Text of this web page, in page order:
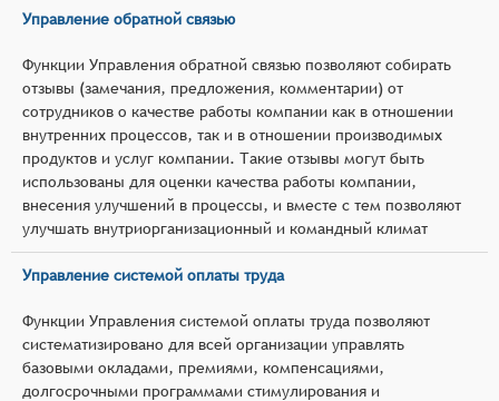
Управление обратной связью
Функции Управления обратной связью позволяют собирать
отзывы (замечания, предложения, комментарии) от
сотрудников о качестве работы компании как в отношении
внутренних процессов, так и в отношении производимых
продуктов и услуг компании. Такие отзывы могут быть
использованы для оценки качества работы компании,
внесения улучшений в процессы, и вместе с тем позволяют
улучшать внутриорганизационный и командный климат
Управление системой оплаты труда
Функции Управления системой оплаты труда позволяют
систематизировано для всей организации управлять
базовыми окладами, премиями, компенсациями,
долгосрочными программами стимулирования и